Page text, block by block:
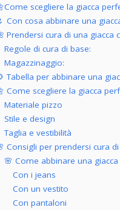
scegliere la giacca
Con cosa abbinare una
Prendersi cura di una giacca
Regole di cura di base:
Magazzinaggio:
Tabella per abbinare una
Come scegliere la giacca
Materiale pizzo
Stile e design
Taglia e vestibilità
Consigli per prendersi cura
🌸 Come abbinare una
Con i jeans
Con un vestito
Con pantaloni